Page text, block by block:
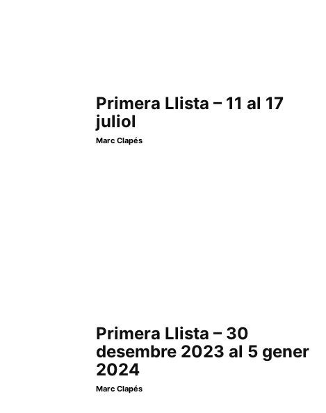
Primera Llista – 11 al 17
juliol
Marc Clapés
Primera Llista – 30
desembre 2023 al 5 gener
2024
Marc Clapés